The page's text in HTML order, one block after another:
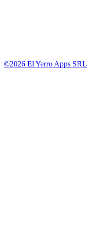
©2026 El Yerro Apps SRL